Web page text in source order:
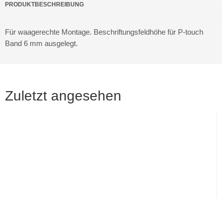
PRODUKTBESCHREIBUNG
Für waagerechte Montage. Beschriftungsfeldhöhe für P-touch
Band 6 mm ausgelegt.
Zuletzt angesehen